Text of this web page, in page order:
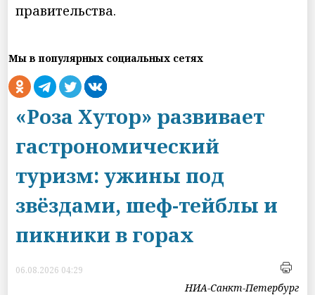
правительства.
Мы в популярных социальных сетях
«Роза Хутор» развивает
гастрономический
туризм: ужины под
звёздами, шеф-тейблы и
пикники в горах
06.08.2026 04:29
НИА-Санкт-Петербург